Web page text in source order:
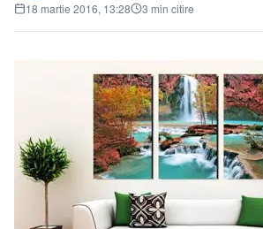
18 martie 2016, 13:28
3 min citire